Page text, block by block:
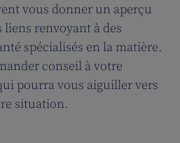
vous donner un aperçu
liens renvoyant à des
spécialisés en la matière.
conseil à votre
pourra vous aiguiller vers
situation.